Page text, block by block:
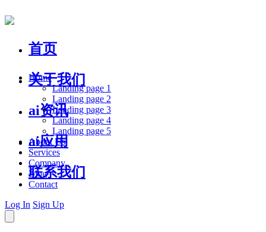
首页
关于我们
ai资讯
ai应用
联系我们
Home
Landing page 1
Landing page 2
Landing page 3
Landing page 4
Landing page 5
About Us
Services
Company
Blog
Contact
Log In Sign Up